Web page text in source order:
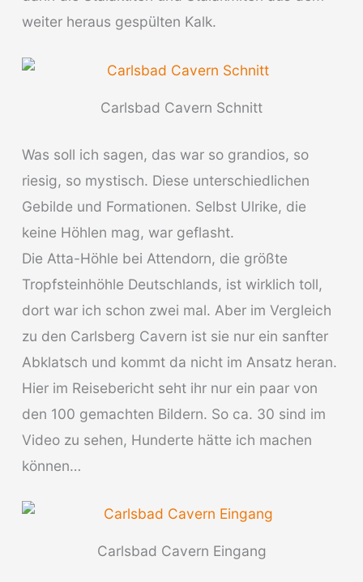
weiter heraus gespülten Kalk.
Carlsbad Cavern Schnitt
Was soll ich sagen, das war so grandios, so
riesig, so mystisch. Diese unterschiedlichen
Gebilde und Formationen. Selbst Ulrike, die
keine Höhlen mag, war geflasht.
Die Atta-Höhle bei Attendorn, die größte
Tropfsteinhöhle Deutschlands, ist wirklich toll,
dort war ich schon zwei mal. Aber im Vergleich
zu den Carlsberg Cavern ist sie nur ein sanfter
Abklatsch und kommt da nicht im Ansatz heran.
Hier im Reisebericht seht ihr nur ein paar von
den 100 gemachten Bildern. So ca. 30 sind im
Video zu sehen, Hunderte hätte ich machen
können…
Carlsbad Cavern Eingang